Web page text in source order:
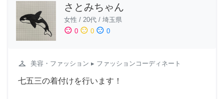
さとみちゃん
女性 / 20代 / 埼玉県
sentiment_satisfied 0 sentiment_neutral 0 sentiment_dissatisfied 0
checkroom 美容・ファッション ▸ ファッションコーディネート
七五三の着付けを行います！